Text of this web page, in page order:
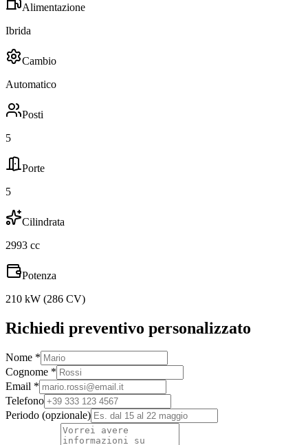
Alimentazione
Ibrida
Cambio
Automatico
Posti
5
Porte
5
Cilindrata
2993 cc
Potenza
210 kW (286 CV)
Richiedi preventivo personalizzato
Nome *
Cognome *
Email *
Telefono
Periodo (opzionale)